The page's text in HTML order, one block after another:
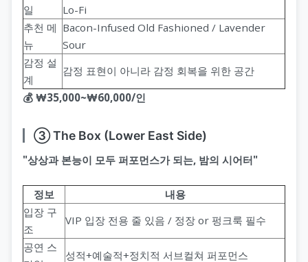
일
Lo-Fi
추천 메
뉴
Bacon-Infused Old Fashioned / Lavender
Sour
감정 설
계
감정 표현이 아니라 감정 회복을 위한 공간
💰 ₩35,000~₩60,000/인
③ The Box (Lower East Side)
"상상과 본능이 모두 퍼포먼스가 되는, 밤의 시어터"
정보
내용
입장 구
조
VIP 입장 전용 줄 있음 / 정장 or 펑크룩 필수
공연 스
성적+예술적+정치적 서브컬쳐 퍼포먼스